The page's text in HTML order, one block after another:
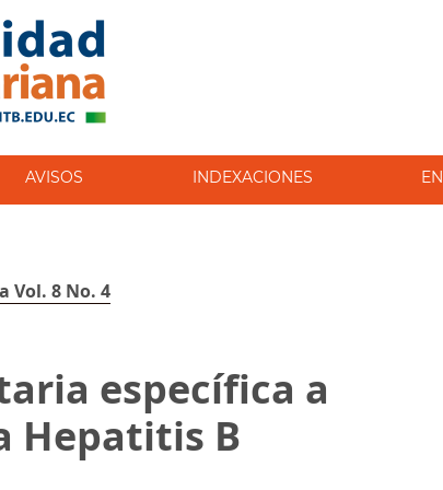
AVISOS INDEXACIONES
Vol. 8 No. 4
específica a
Hepatitis B